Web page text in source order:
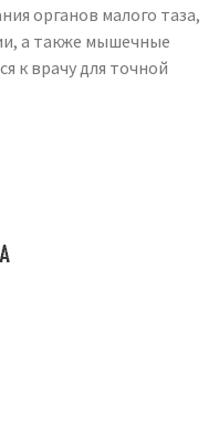
органов малого таза,
а также мышечные
к врачу для точной